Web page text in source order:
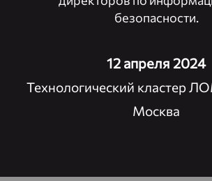
безопасности.
12 апреля 2024
Технологический кластер
Москва